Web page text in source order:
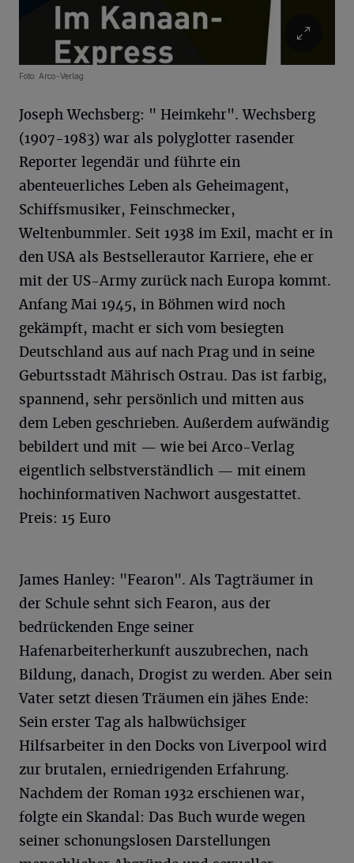
Foto: Arco-Verlag
Joseph Wechsberg: " Heimkehr". Wechsberg
(1907-1983) war als polyglotter rasender
Reporter legendär und führte ein
abenteuerliches Leben als Geheimagent,
Schiffsmusiker, Feinschmecker,
Weltenbummler. Seit 1938 im Exil, macht er in
den USA als Bestsellerautor Karriere, ehe er
mit der US-Army zurück nach Europa kommt.
Anfang Mai 1945, in Böhmen wird noch
gekämpft, macht er sich vom besiegten
Deutschland aus auf nach Prag und in seine
Geburtsstadt Mährisch Ostrau. Das ist farbig,
spannend, sehr persönlich und mitten aus
dem Leben geschrieben. Außerdem aufwändig
bebildert und mit — wie bei Arco-Verlag
eigentlich selbstverständlich — mit einem
hochinformativen Nachwort ausgestattet.
Preis: 15 Euro
James Hanley: "Fearon". Als Tagträumer in
der Schule sehnt sich Fearon, aus der
bedrückenden Enge seiner
Hafenarbeiterherkunft auszubrechen, nach
Bildung, danach, Drogist zu werden. Aber sein
Vater setzt diesen Träumen ein jähes Ende:
Sein erster Tag als halbwüchsiger
Hilfsarbeiter in den Docks von Liverpool wird
zur brutalen, erniedrigenden Erfahrung.
Nachdem der Roman 1932 erschienen war,
folgte ein Skandal: Das Buch wurde wegen
seiner schonungslosen Darstellungen